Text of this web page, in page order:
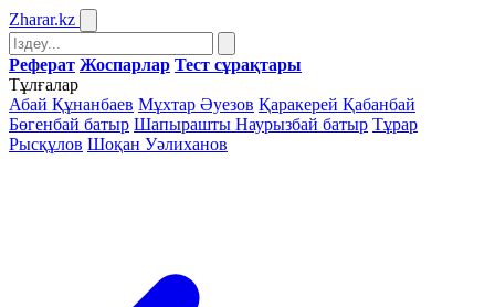
Zharar.kz
Реферат Жоспарлар Тест сұрақтары
Тұлғалар
Абай Құнанбаев Мұхтар Әуезов Қаракерей Қабанбай
Бөгенбай батыр Шапырашты Наурызбай батыр Тұрар
Рысқұлов Шоқан Уәлиханов